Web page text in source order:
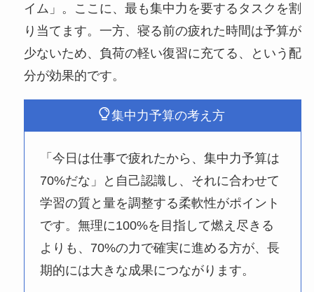
イム」。ここに、最も集中力を要するタスクを割
り当てます。一方、寝る前の疲れた時間は予算が
少ないため、負荷の軽い復習に充てる、という配
分が効果的です。
集中力予算の考え方
「今日は仕事で疲れたから、集中力予算は
70%だな」と自己認識し、それに合わせて
学習の質と量を調整する柔軟性がポイント
です。無理に100%を目指して燃え尽きる
よりも、70%の力で確実に進める方が、長
期的には大きな成果につながります。